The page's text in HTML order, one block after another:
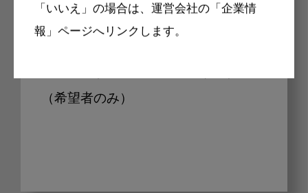
「いいえ」の場合は、運営会社の「企業情
報」ページへリンクします。
（希望者のみ）